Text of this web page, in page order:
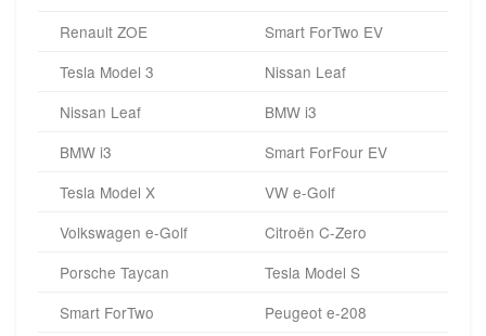
Renault ZOE
Smart ForTwo EV
Tesla Model 3
Nissan Leaf
Nissan Leaf
BMW i3
BMW i3
Smart ForFour EV
Tesla Model X
VW e-Golf
Volkswagen e-Golf
Citroën C-Zero
Porsche Taycan
Tesla Model S
Smart ForTwo
Peugeot e-208